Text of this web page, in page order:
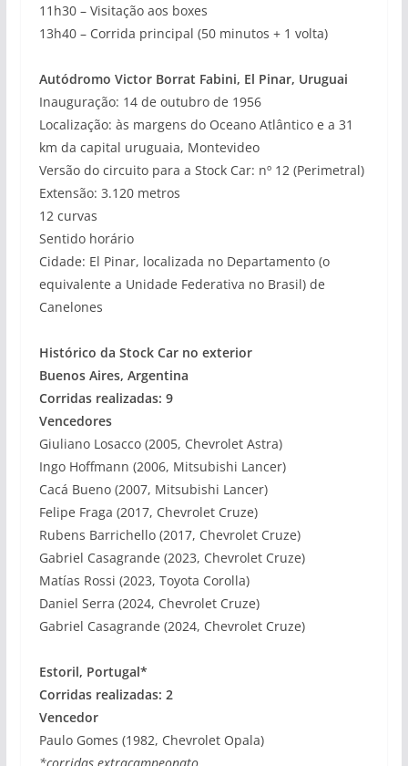
11h30 – Visitação aos boxes
13h40 – Corrida principal (50 minutos + 1 volta)
Autódromo Victor Borrat Fabini, El Pinar, Uruguai
Inauguração: 14 de outubro de 1956
Localização: às margens do Oceano Atlântico e a 31
km da capital uruguaia, Montevideo
Versão do circuito para a Stock Car: nº 12 (Perimetral)
Extensão: 3.120 metros
12 curvas
Sentido horário
Cidade: El Pinar, localizada no Departamento (o
equivalente a Unidade Federativa no Brasil) de
Canelones
Histórico da Stock Car no exterior
Buenos Aires, Argentina
Corridas realizadas: 9
Vencedores
Giuliano Losacco (2005, Chevrolet Astra)
Ingo Hoffmann (2006, Mitsubishi Lancer)
Cacá Bueno (2007, Mitsubishi Lancer)
Felipe Fraga (2017, Chevrolet Cruze)
Rubens Barrichello (2017, Chevrolet Cruze)
Gabriel Casagrande (2023, Chevrolet Cruze)
Matías Rossi (2023, Toyota Corolla)
Daniel Serra (2024, Chevrolet Cruze)
Gabriel Casagrande (2024, Chevrolet Cruze)
Estoril, Portugal*
Corridas realizadas: 2
Vencedor
Paulo Gomes (1982, Chevrolet Opala)
*corridas extracampeonato